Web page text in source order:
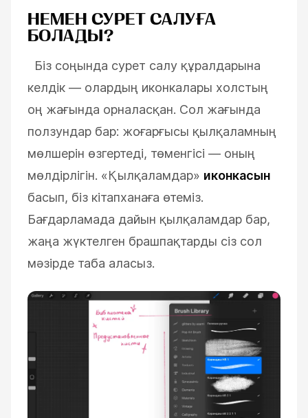
НЕМЕН СУРЕТ САЛУҒА
БОЛАДЫ?
Біз соңында сурет салу құралдарына
келдік — олардың иконкалары холстың
оң жағында орналасқан. Сол жағында
ползундар бар: жоғарғысы қылқаламның
мөлшерін өзгертеді, төменгісі — оның
мөлдірлігін. «Қылқаламдар» иконкасын
басып, біз кітапханаға өтеміз.
Бағдарламада дайын қылқаламдар бар,
жаңа жүктелген брашпақтарды сіз сол
мәзірде таба аласыз.